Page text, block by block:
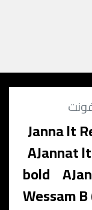
Janna lt
AJannat
bold
Wessam